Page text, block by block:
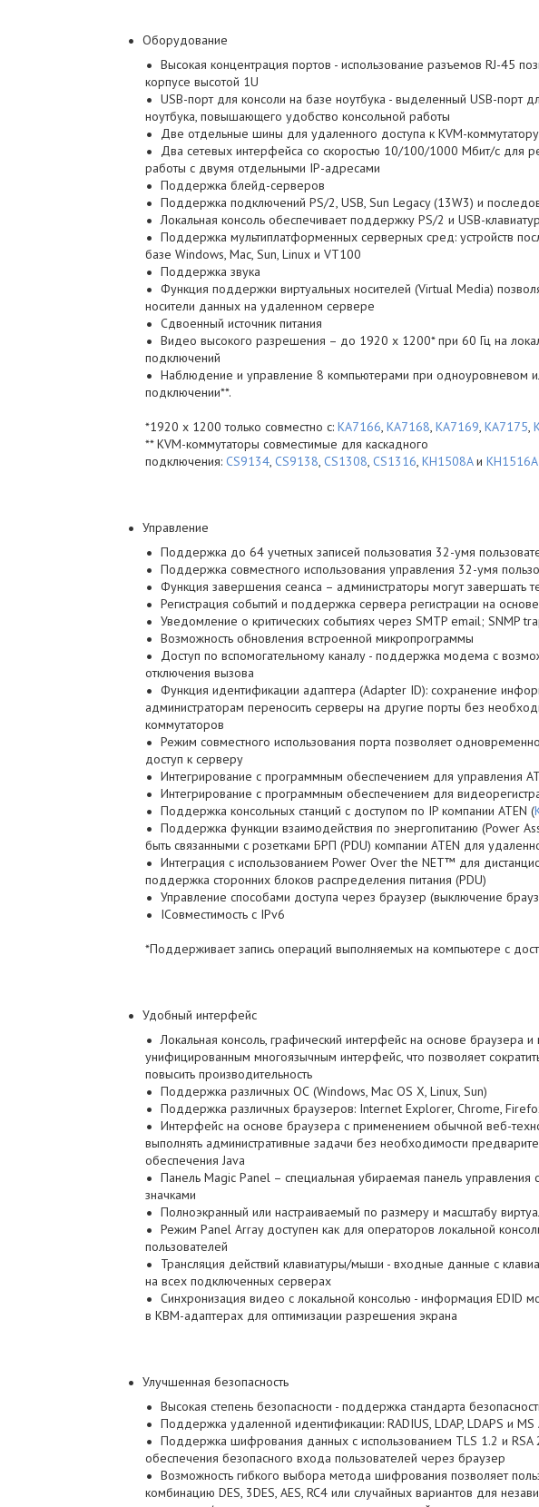
Оборудование
Высокая концентрация портов - использование разъемов RJ-45
корпусе высотой 1U
USB-порт для консоли на базе ноутбука - выделенный USB-порт
ноутбука, повышающего удобство консольной работы
Две отдельные шины для удаленного доступа к KVM-
Два сетевых интерфейса со скоростью 10/100/1000 Mбит/с для
работы с двумя отдельными IP-адресами
Поддержка блейд-серверов
Поддержка подключений PS/2, USB, Sun Legacy (13W3) и
Локальная консоль обеспечивает поддержку PS/2 и USB-
Поддержка мультиплатформенных серверных сред: устройств
базе Windows, Mac, Sun, Linux и VT100
Поддержка звука
Функция поддержки виртуальных носителей (Virtual Media)
носители данных на удаленном сервере
Сдвоенный источник питания
Видео высокого разрешения – до 1920 x 1200* при 60 Гц на
подключений
Наблюдение и управление 8 компьютерами при одноуровневом
подключении**.
*1920 x 1200 только совместно с: KA7166, KA7168, KA7169, KA7175,
** KVM-коммутаторы совместимые для каскадного
подключения: CS9134, CS9138, CS1308, CS1316, KH1508Aи KH1516A
Управление
Поддержка до 64 учетных записей пользоватия 32-умя
Поддержка совместного использования управления 32-умя
Функция завершения сеанса – администраторы могут завершать
Регистрация событий и поддержка сервера регистрации на
Уведомление о критических событиях через SMTP email; SNMP
Возможность обновления встроенной микропрограммы
Доступ по вспомогательному каналу - поддержка модема с
отключения вызова
Функция идентификации адаптера (Adapter ID): сохранение
администраторам переносить серверы на другие порты без
коммутаторов
Режим совместного использования порта позволяет
доступ к серверу
Интегрирование с программным обеспечением для управления
Интегрирование с программным обеспечением для
Поддержка консольных станций с доступом по IP компании ATEN (
Поддержка функции взаимодействия по энергопитанию (Power
быть связанными с розетками БРП (PDU) компании ATEN для
Интеграция с использованием Power Over the NET™ для
поддержка сторонних блоков распределения питания (PDU)
Управление способами доступа через браузер (выключение
IСовместимость с IPv6
*Поддерживает запись операций выполняемых на компьютере с
Удобный интерфейс
Локальная консоль, графический интерфейс на основе браузера
унифицированным многоязычным интерфейс, что позволяет
повысить производительность
Поддержка различных ОС (Windows, Mac OS X, Linux, Sun)
Поддержка различных браузеров: Internet Explorer, Chrome,
Интерфейс на основе браузера с применением обычной веб-
выполнять административные задачи без необходимости
обеспечения Java
Панель Magic Panel – специальная убираемая панель
значками
Полноэкранный или настраиваемый по размеру и масштабу
Режим Panel Array доступен как для операторов локальной
пользователей
Трансляция действий клавиатуры/мыши - входные данные с
на всех подключенных серверах
Синхронизация видео с локальной консолью - информация EDID
в КВМ-адаптерах для оптимизации разрешения экрана
Улучшенная безопасность
Высокая степень безопасности - поддержка стандарта
Поддержка удаленной идентификации: RADIUS, LDAP, LDAPS и
Поддержка шифрования данных с использованием TLS 1.2 и RSA
обеспечения безопасного входа пользователей через браузер
Возможность гибкого выбора метода шифрования позволяет
комбинацию DES, 3DES, AES, RC4 или случайных вариантов для